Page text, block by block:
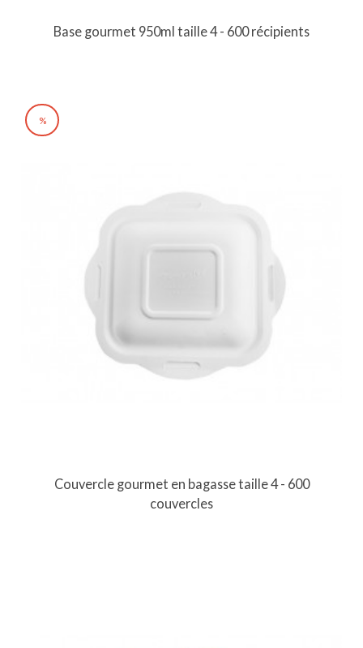
Base gourmet 950ml taille 4 - 600 récipients
%
Couvercle gourmet en bagasse taille 4 - 600
couvercles